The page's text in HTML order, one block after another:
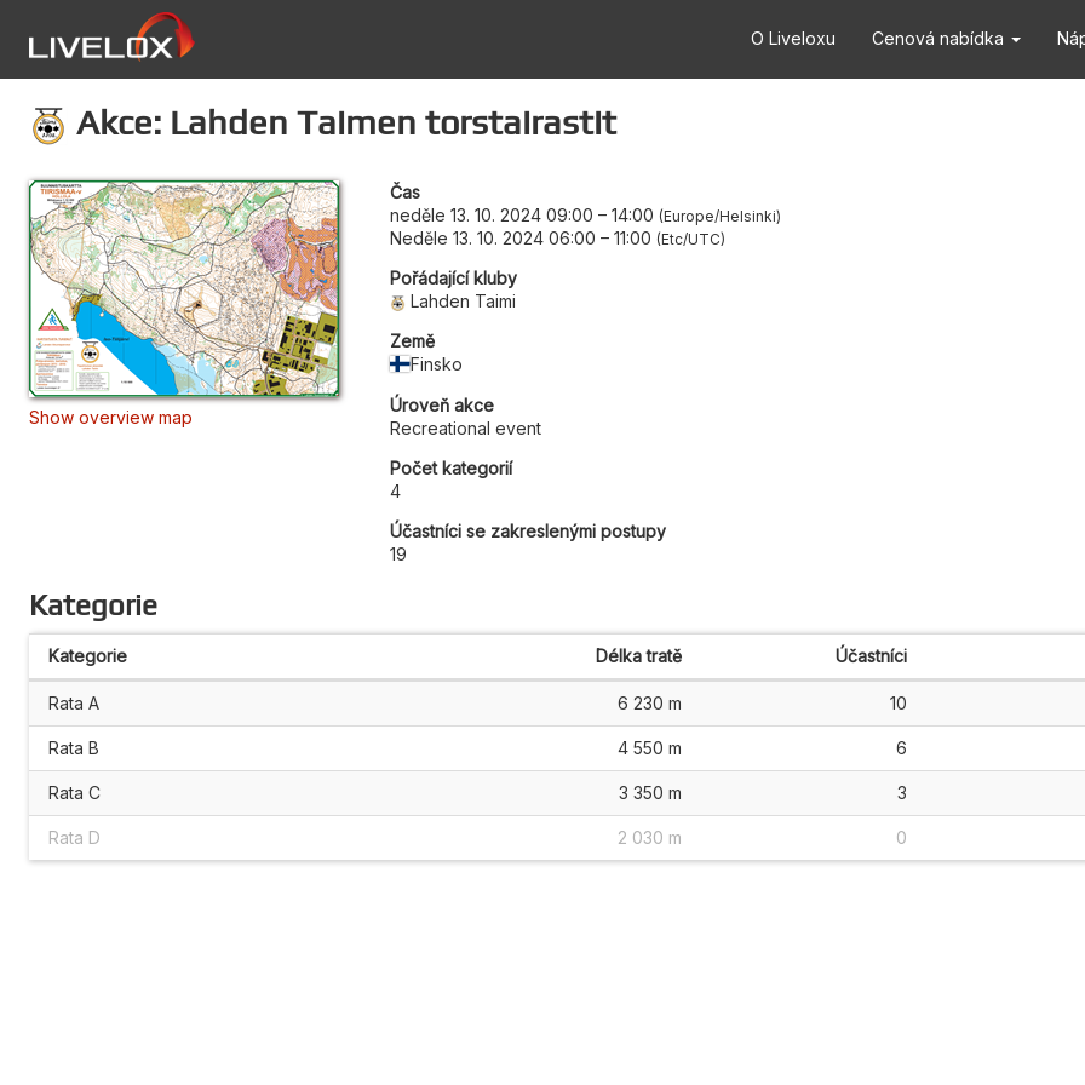
O Liveloxu Cenová nabídka
Akce: Lahden Taimen torstairastit
Show overview map
Čas
neděle 13. 10. 2024 09:00 – 14:00 Europe/Helsinki
Neděle 13. 10. 2024 06:00 – 11:00 Etc/UTC
Pořádající kluby
Lahden Taimi
Země
Finsko
Úroveň akce
Recreational event
Počet kategorií
4
Účastníci se zakreslenými postupy
19
Kategorie
Kategorie Délka tratě Účastníci
Rata A 6 230 m 10
Rata B 4 550 m 6
Rata C 3 350 m 3
Rata D 2 030 m 0